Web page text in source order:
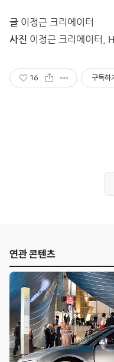
글 이정근 크리에이터
사진 이정근 크리에이터,
16 구독하
연관 콘텐츠